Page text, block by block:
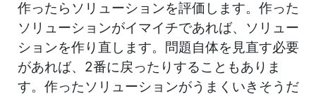
作ったらソリューションを評価します。作った
ソリューションがイマイチであれば、ソリュー
ションを作り直します。問題自体を見直す必要
があれば、2番に戻ったりすることもありま
す。作ったソリューションがうまくいきそうだ